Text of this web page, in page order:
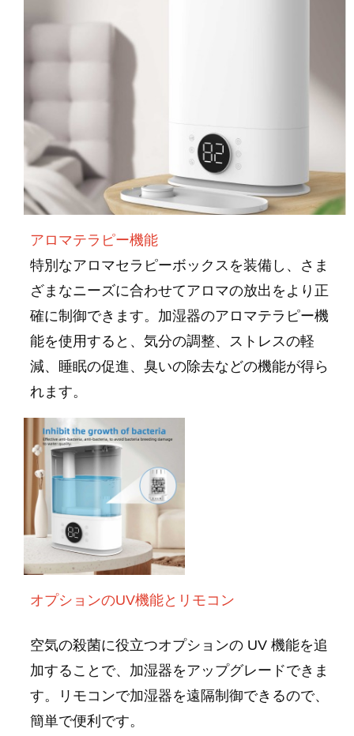
アロマテラピー機能
特別なアロマセラピーボックスを装備し、さま
ざまなニーズに合わせてアロマの放出をより正
確に制御できます。加湿器のアロマテラピー機
能を使用すると、気分の調整、ストレスの軽
減、睡眠の促進、臭いの除去などの機能が得ら
れます。
オプションのUV機能とリモコン
空気の殺菌に役立つオプションの UV 機能を追
加することで、加湿器をアップグレードできま
す。リモコンで加湿器を遠隔制御できるので、
簡単で便利です。